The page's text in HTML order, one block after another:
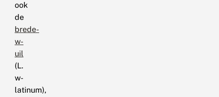
ook
de
brede-
w-
uil
(L.
w-
latinum),